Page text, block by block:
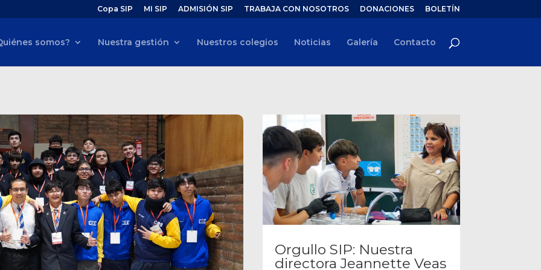
Copa SIP MI SIP ADMISIÓN SIP TRABAJA CON NOSOTROS DONACIONES BOLETÍN
somos? Nuestra gestión Nuestros colegios Noticias Galería Contacto
Orgullo SIP: Nuestra
directora Jeannette Veas